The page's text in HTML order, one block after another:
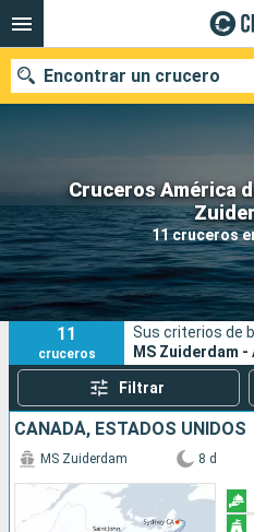
Cruceros América
11 cruceros
Encontrar un crucero
Nuestros destinos
Fecha de salida
Puertos
11
cruceros
Sus criterios de
MS Zuiderdam
Filtrar
CANADÁ, ESTADOS UNIDOS
MS Zuiderdam 8 d